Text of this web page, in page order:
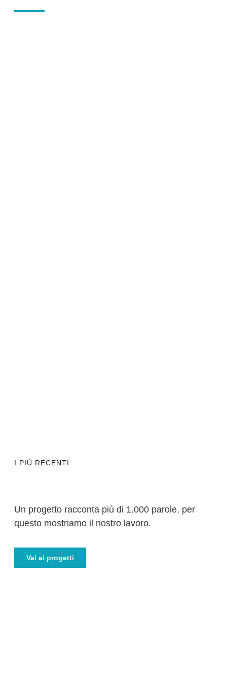
I PIÙ RECENTI
Un progetto racconta più di 1.000 parole, per
questo mostriamo il nostro lavoro.
Vai ai progetti